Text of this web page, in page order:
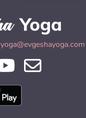
yoga@evgeshayoga.com